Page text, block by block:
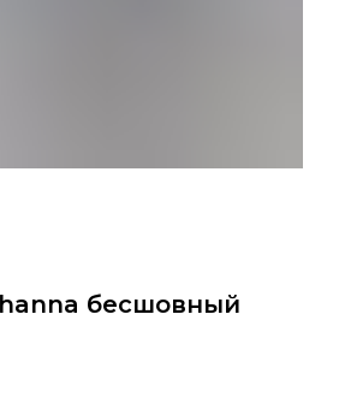
бесшовный